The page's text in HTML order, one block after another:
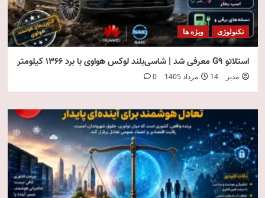
تکنولوژی ویژه ها
استلاتو G9 معرفی شد | شاسی‌بلند لوکس هواوی با برد ۱۳۶۶ کیلومتر
مدیر 14 مرداد 1405 0